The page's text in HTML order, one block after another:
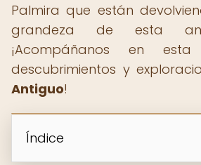
Palmira que están
grandeza de esta
¡Acompáñanos en
descubrimientos y
Antiguo!
Índice